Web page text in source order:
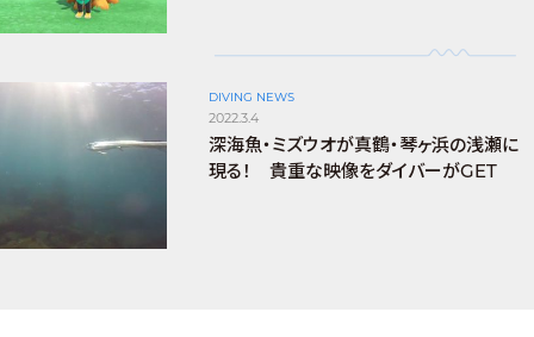
DIVING NEWS
2022.3.4
深海魚・ミズウオが真鶴・琴ヶ浜の浅瀬に
現る！ 貴重な映像をダイバーがGET